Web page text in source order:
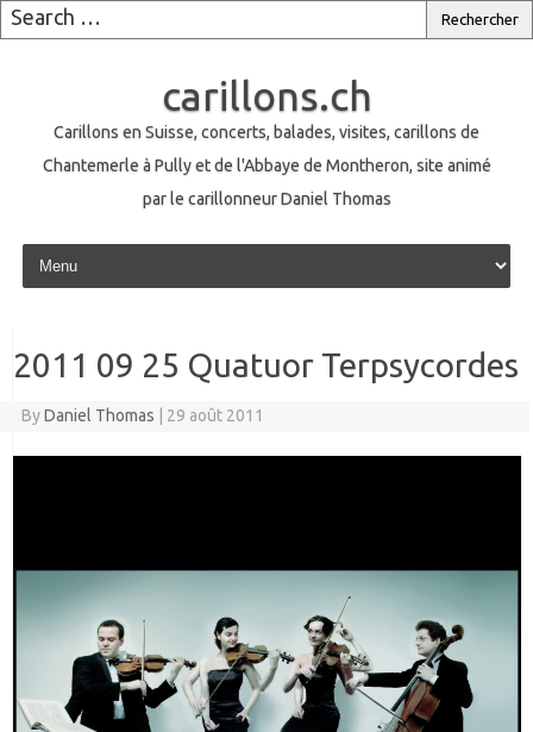
carillons.ch
Carillons en Suisse, concerts, balades, visites, carillons de
Chantemerle à Pully et de l'Abbaye de Montheron, site animé
par le carillonneur Daniel Thomas
Skip to content
2011 09 25 Quatuor Terpsycordes
ByDaniel Thomas 29 août 2011